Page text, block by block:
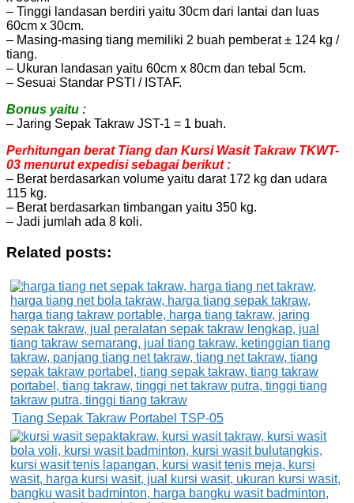
– Tinggi landasan berdiri yaitu 30cm dari lantai dan luas
60cm x 30cm.
– Masing-masing tiang memiliki 2 buah pemberat ± 124 kg /
tiang.
– Ukuran landasan yaitu 60cm x 80cm dan tebal 5cm.
– Sesuai Standar PSTI / ISTAF.
Bonus yaitu :
– Jaring Sepak Takraw JST-1 = 1 buah.
Perhitungan berat Tiang dan Kursi Wasit Takraw TKWT-
03 menurut expedisi sebagai berikut :
– Berat berdasarkan volume yaitu darat 172 kg dan udara
115 kg.
– Berat berdasarkan timbangan yaitu 350 kg.
– Jadi jumlah ada 8 koli.
Related posts:
Tiang Sepak Takraw Portabel TSP-05